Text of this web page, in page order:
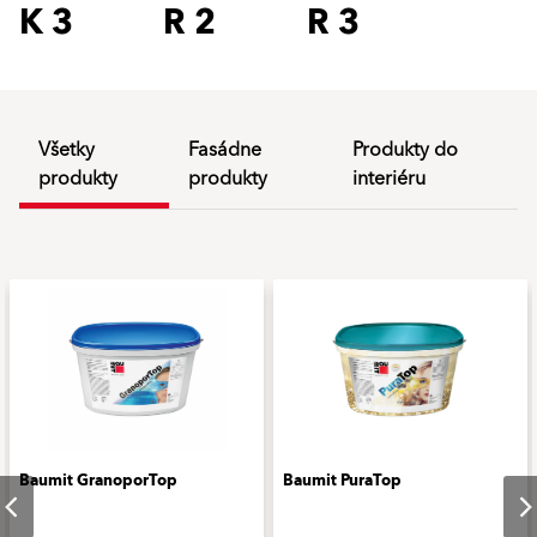
K 3 R 2 R 3
Všetky
produkty
Fasádne
produkty
Produkty do
interiéru
Baumit GranoporTop Baumit PuraTop